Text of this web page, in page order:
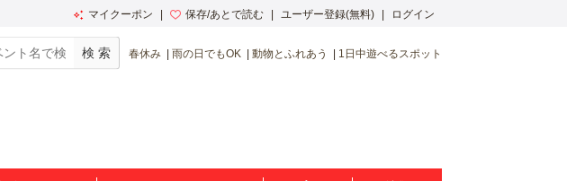
マイクーポン 保存/あとで読む ユーザー登録(無料) ログイン
春休み 雨の日でもOK 動物とふれあう 1日中遊べるスポット